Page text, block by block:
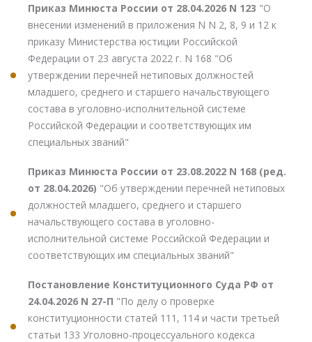
Приказ Минюста России от 28.04.2026 N 123 "О
внесении изменений в приложения N N 2, 8, 9 и 12 к
приказу Министерства юстиции Российской
Федерации от 23 августа 2022 г. N 168 "Об
утверждении перечней нетиповых должностей
младшего, среднего и старшего начальствующего
состава в уголовно-исполнительной системе
Российской Федерации и соответствующих им
специальных званий"
Приказ Минюста России от 23.08.2022 N 168 (ред.
от 28.04.2026) "Об утверждении перечней нетиповых
должностей младшего, среднего и старшего
начальствующего состава в уголовно-
исполнительной системе Российской Федерации и
соответствующих им специальных званий"
Постановление Конституционного Суда РФ от
24.04.2026 N 27-П "По делу о проверке
конституционности статей 111, 114 и части третьей
статьи 133 Уголовно-процессуального кодекса